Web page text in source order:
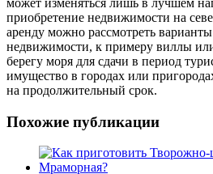
может изменяться лишь в лучшем
приобретение недвижимости на
аренду можно рассмотреть варианты
недвижимости, к примеру виллы
берегу моря для сдачи в период
имущество в городах или
на продолжительный срок.
Похожие публикации